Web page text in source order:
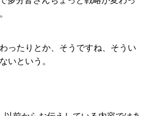
ったりとか、そうですね、そうい
いという。